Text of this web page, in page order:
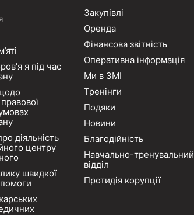
я під час
діяльність
центру
швидкої
Закупівлі
Оренда
Фінансова звітність
Оперативна інформація
Ми в ЗМІ
Тренінги
Подяки
Новини
Благодійність
Навчально-тренувальний
відділ
Протидія корупції